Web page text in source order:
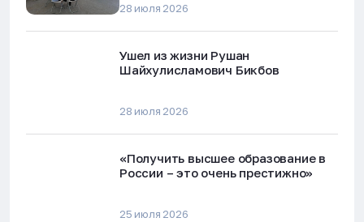
28 июля 2026
Ушел из жизни Рушан
Шайхулисламович Бикбов
28 июля 2026
«Получить высшее образование в
России – это очень престижно»
25 июля 2026